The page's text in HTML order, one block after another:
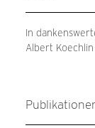
In
Albert